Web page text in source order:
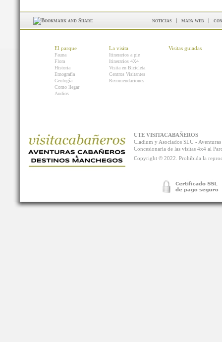
noticias | mapa web |
El parque
Fauna
Flora
Historia
Etnografía
Geología
Como llegar
Audios
La visita
Itinerarios a pie
Itinerarios 4X4
Visita en Bicicleta
Centros Visitantes
Recomendaciones
Visitas guiadas
UTE VISITACABAÑEROS
Cladium y Asociados SLU -
Concesionaria de las visitas 4x4 al
Copyright © 2022. Prohibida la